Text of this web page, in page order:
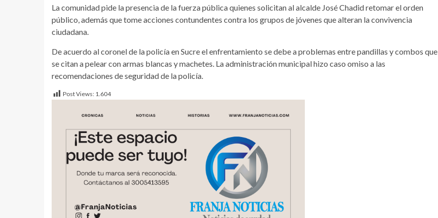
La comunidad pide la presencia de la fuerza pública quienes solicitan al alcalde José Chadid retomar el orden
público, además que tome acciones contundentes contra los grupos de jóvenes que alteran la convivencia
ciudadana.
De acuerdo al coronel de la policía en Sucre el enfrentamiento se debe a problemas entre pandillas y combos que
se citan a pelear con armas blancas y machetes. La administración municipal hizo caso omiso a las
recomendaciones de seguridad de la policía.
Post Views: 1.604